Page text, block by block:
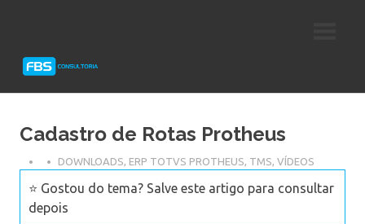
Protheus
Cadastro de Rotas Protheus
DOWNLOADS, ERP TOTVS PROTHEUS, TMS, VÍDEOS
⭐ Gostou do tema? Salve este artigo para consultar
depois